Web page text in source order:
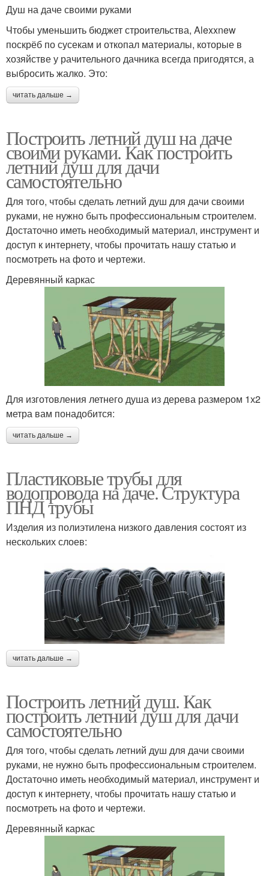
Душ на даче своими руками
Чтобы уменьшить бюджет строительства, Alexxnew
поскрёб по сусекам и откопал материалы, которые в
хозяйстве у рачительного дачника всегда пригодятся, а
выбросить жалко. Это:
читать дальше →
Построить летний душ на даче
своими руками. Как построить
летний душ для дачи
самостоятельно
Для того, чтобы сделать летний душ для дачи своими
руками, не нужно быть профессиональным строителем.
Достаточно иметь необходимый материал, инструмент и
доступ к интернету, чтобы прочитать нашу статью и
посмотреть на фото и чертежи.
Деревянный каркас
Для изготовления летнего душа из дерева размером 1х2
метра вам понадобится:
читать дальше →
Пластиковые трубы для
водопровода на даче. Структура
ПНД трубы
Изделия из полиэтилена низкого давления состоят из
нескольких слоев:
читать дальше →
Построить летний душ. Как
построить летний душ для дачи
самостоятельно
Для того, чтобы сделать летний душ для дачи своими
руками, не нужно быть профессиональным строителем.
Достаточно иметь необходимый материал, инструмент и
доступ к интернету, чтобы прочитать нашу статью и
посмотреть на фото и чертежи.
Деревянный каркас